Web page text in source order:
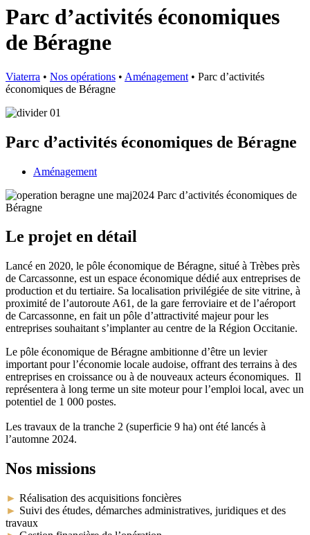
Parc d’activités économiques
de Béragne
Viaterra • Nos opérations • Aménagement • Parc d’activités
économiques de Béragne
Parc d’activités économiques de Béragne
Aménagement
Le projet en détail
Lancé en 2020, le pôle économique de Béragne, situé à Trèbes près
de Carcassonne, est un espace économique dédié aux entreprises de
production et du tertiaire. Sa localisation privilégiée de site vitrine, à
proximité de l’autoroute A61, de la gare ferroviaire et de l’aéroport
de Carcassonne, en fait un pôle d’attractivité majeur pour les
entreprises souhaitant s’implanter au centre de la Région Occitanie.
Le pôle économique de Béragne ambitionne d’être un levier
important pour l’économie locale audoise, offrant des terrains à des
entreprises en croissance ou à de nouveaux acteurs économiques. Il
représentera à long terme un site moteur pour l’emploi local, avec un
potentiel de 1 000 postes.
Les travaux de la tranche 2 (superficie 9 ha) ont été lancés à
l’automne 2024.
Nos missions
► Réalisation des acquisitions foncières
► Suivi des études, démarches administratives, juridiques et des
travaux